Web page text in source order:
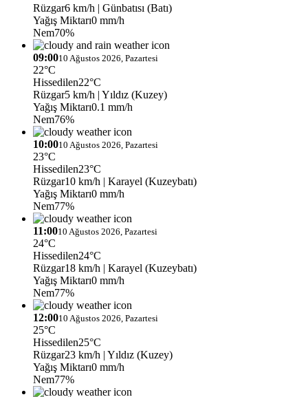
Rüzgar6 km/h | Günbatısı (Batı)
Yağış Miktarı0 mm/h
Nem70%
09:0010 Ağustos 2026, Pazartesi
22°C
Hissedilen22°C
Rüzgar5 km/h | Yıldız (Kuzey)
Yağış Miktarı0.1 mm/h
Nem76%
10:0010 Ağustos 2026, Pazartesi
23°C
Hissedilen23°C
Rüzgar10 km/h | Karayel (Kuzeybatı)
Yağış Miktarı0 mm/h
Nem77%
11:0010 Ağustos 2026, Pazartesi
24°C
Hissedilen24°C
Rüzgar18 km/h | Karayel (Kuzeybatı)
Yağış Miktarı0 mm/h
Nem77%
12:0010 Ağustos 2026, Pazartesi
25°C
Hissedilen25°C
Rüzgar23 km/h | Yıldız (Kuzey)
Yağış Miktarı0 mm/h
Nem77%